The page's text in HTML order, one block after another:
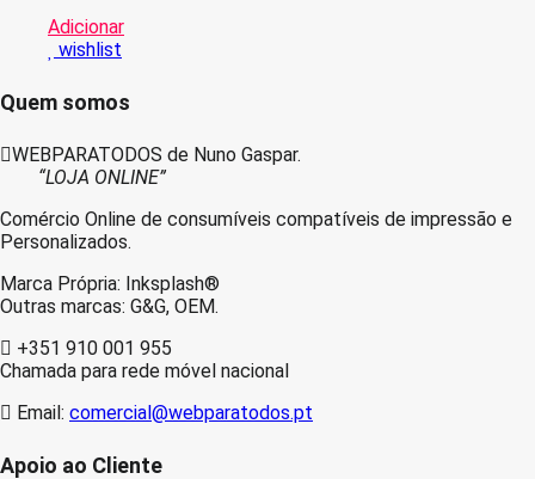
Adicionar
wishlist
Quem somos
WEBPARATODOS de Nuno Gaspar.
“LOJA ONLINE”
Comércio Online de consumíveis compatíveis de impressão e
Personalizados.
Marca Própria: Inksplash®
Outras marcas: G&G, OEM.
+351 910 001 955
Chamada para rede móvel nacional
Email: comercial@webparatodos.pt
Apoio ao Cliente